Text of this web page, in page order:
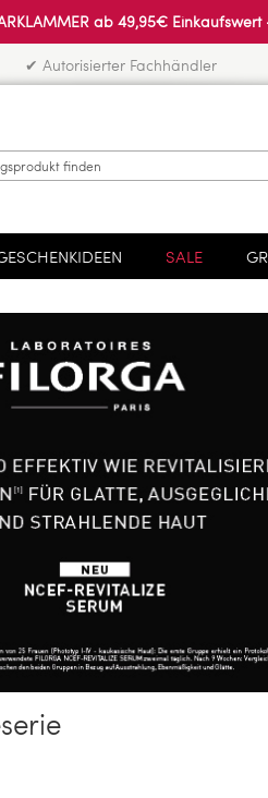
ab 49,95€
✔ Autorisierter Fachhändler
SALE